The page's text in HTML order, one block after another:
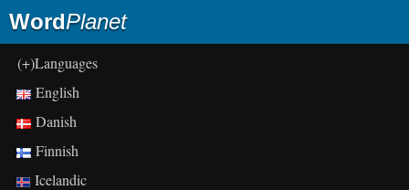
WordPlanet
(+)Languages
English
Danish
Finnish
Icelandic